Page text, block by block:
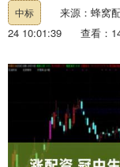
中标 来源：蜂窝
24 10:01:39
查看：